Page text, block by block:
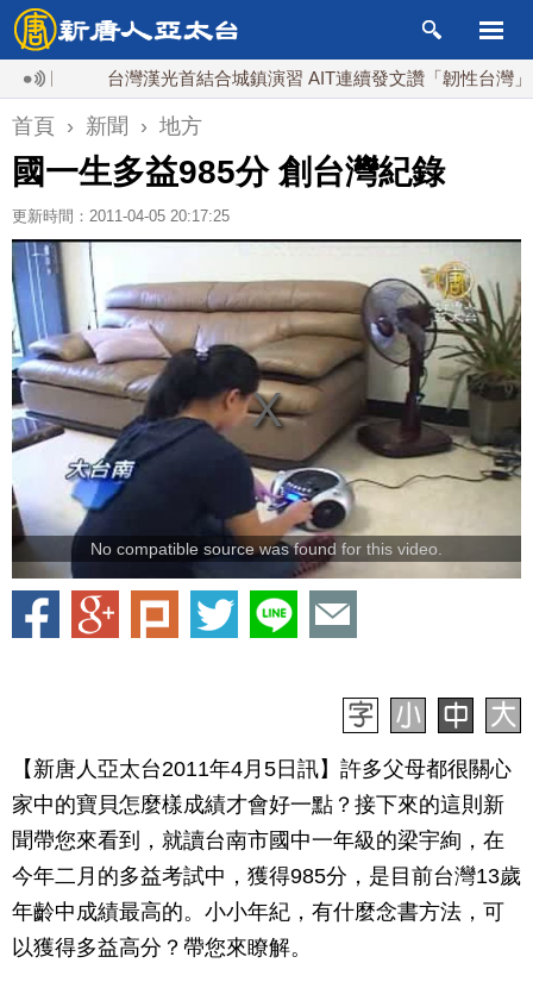
台灣漢光首結合城鎮演習 AIT連續發文讚「韌性台灣」
首頁 › 新聞 › 地方
國一生多益985分 創台灣紀錄
更新時間：2011-04-05 20:17:25
No compatible source was found for this video.
【新唐人亞太台2011年4月5日訊】許多父母都很關心
家中的寶貝怎麼樣成績才會好一點？接下來的這則新
聞帶您來看到，就讀台南市國中一年級的梁宇絢，在
今年二月的多益考試中，獲得985分，是目前台灣13歲
年齡中成績最高的。小小年紀，有什麼念書方法，可
以獲得多益高分？帶您來瞭解。